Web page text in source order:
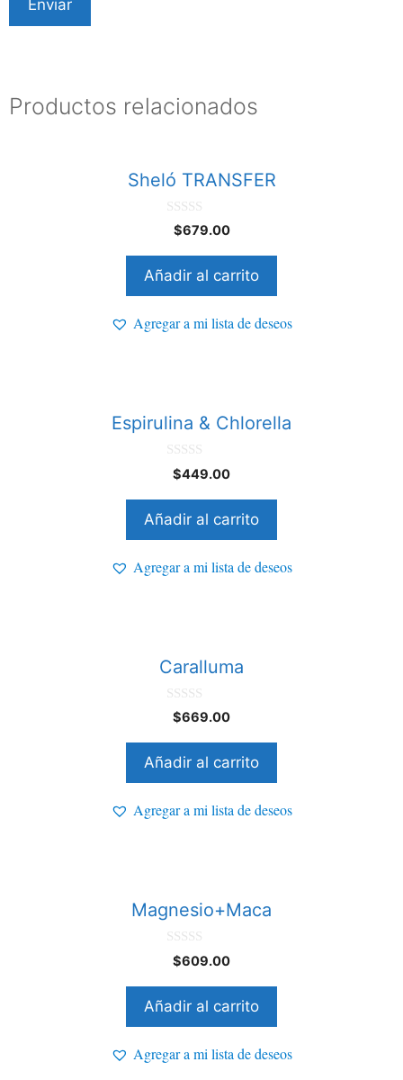
Productos relacionados
Sheló TRANSFER
$679.00
Añadir al carrito
Agregar a mi lista de deseos
Espirulina & Chlorella
0
d$449.00
Añadir al carrito
Agregar a mi lista de deseos
Caralluma
0
d$669.00
Añadir al carrito
Agregar a mi lista de deseos
Magnesio+Maca
0
d$609.00
Añadir al carrito
Agregar a mi lista de deseos